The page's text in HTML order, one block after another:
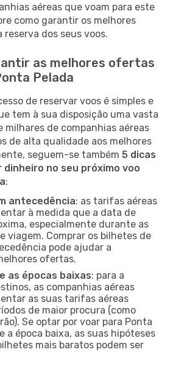
aéreas que voam para este
como garantir os melhores
reserva dos seus voos.
as melhores ofertas
Pelada
de reservar voos é simples e
tem à sua disposição uma vasta
milhares de companhias aéreas
de alta qualidade aos melhores
seguem-se também 5 dicas
no seu próximo voo
:
antecedência: as tarifas aéreas
à medida que a data de
especialmente durante as
viagem. Comprar os bilhetes de
pode ajudar a
ofertas.
as épocas baixas: para a
as companhias aéreas
as suas tarifas aéreas
de maior procura (como
Se optar por voar para Ponta
a época baixa, as suas hipóteses
mais baratos podem ser